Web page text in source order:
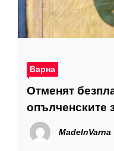
Варна
Отменят
опълченските
във Варна
MadeInVarna